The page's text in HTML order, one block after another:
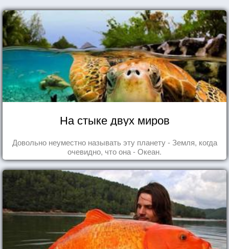
На стыке двух миров
Довольно неуместно называть эту планету - Земля, когда
очевидно, что она - Океан.